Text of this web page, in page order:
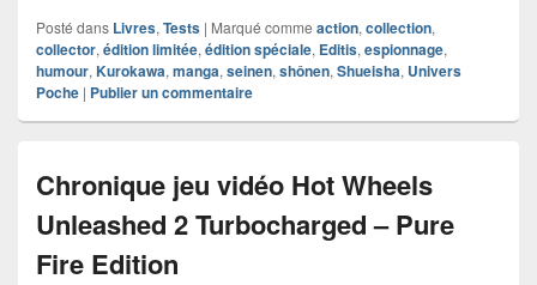
Posté dans Livres, Tests | Marqué comme action, collection,
collector, édition limitée, édition spéciale, Editis, espionnage,
humour, Kurokawa, manga, seinen, shônen, Shueisha, Univers
Poche | Publier un commentaire
Chronique jeu vidéo Hot Wheels
Unleashed 2 Turbocharged – Pure
Fire Edition